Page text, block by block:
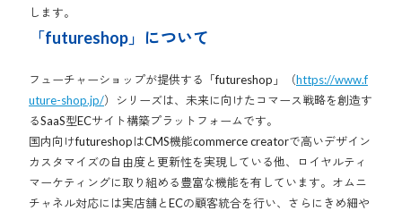
します。
「futureshop」について
フューチャーショップが提供する「futureshop」（https://www.f
uture-shop.jp/）シリーズは、未来に向けたコマース戦略を創造す
るSaaS型ECサイト構築プラットフォームです。
国内向けfutureshopはCMS機能commerce creatorで高いデザイン
カスタマイズの自由度と更新性を実現している他、ロイヤルティ
マーケティングに取り組める豊富な機能を有しています。オムニ
チャネル対応には実店舗とECの顧客統合を行い、さらにきめ細や